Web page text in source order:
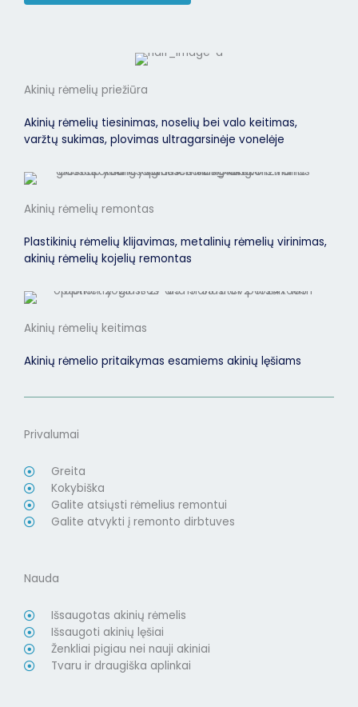
Akinių rėmelių priežiūra
Akinių rėmelių tiesinimas, noselių bei valo keitimas,
varžtų sukimas, plovimas ultragarsinėje vonelėje
Akinių rėmelių remontas
Plastikinių rėmelių klijavimas, metalinių rėmelių virinimas,
akinių rėmelių kojelių remontas
Akinių rėmelių keitimas
Akinių rėmelio pritaikymas esamiems akinių lęšiams
Privalumai
Greita
Kokybiška
Galite atsiųsti rėmelius remontui
Galite atvykti į remonto dirbtuves
Nauda
Išsaugotas akinių rėmelis
Išsaugoti akinių lęšiai
Ženkliai pigiau nei nauji akiniai
Tvaru ir draugiška aplinkai